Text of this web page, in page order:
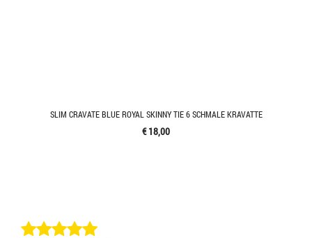
SLIM CRAVATE BLUE ROYAL SKINNY TIE 6 SCHMALE KRAVATTE
€ 18,00